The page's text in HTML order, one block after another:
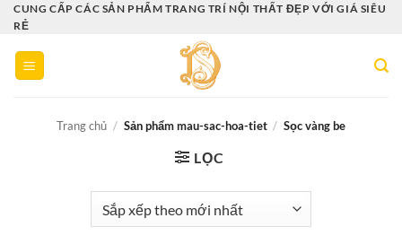
Bỏ
qua
nội
dung
CUNG CẤP CÁC SẢN PHẨM TRANG TRÍ NỘI THẤT ĐẸP VỚI GIÁ SIÊU
RẺ
Trang chủ / Sản phẩm mau-sac-hoa-tiet / Sọc vàng be
LỌC